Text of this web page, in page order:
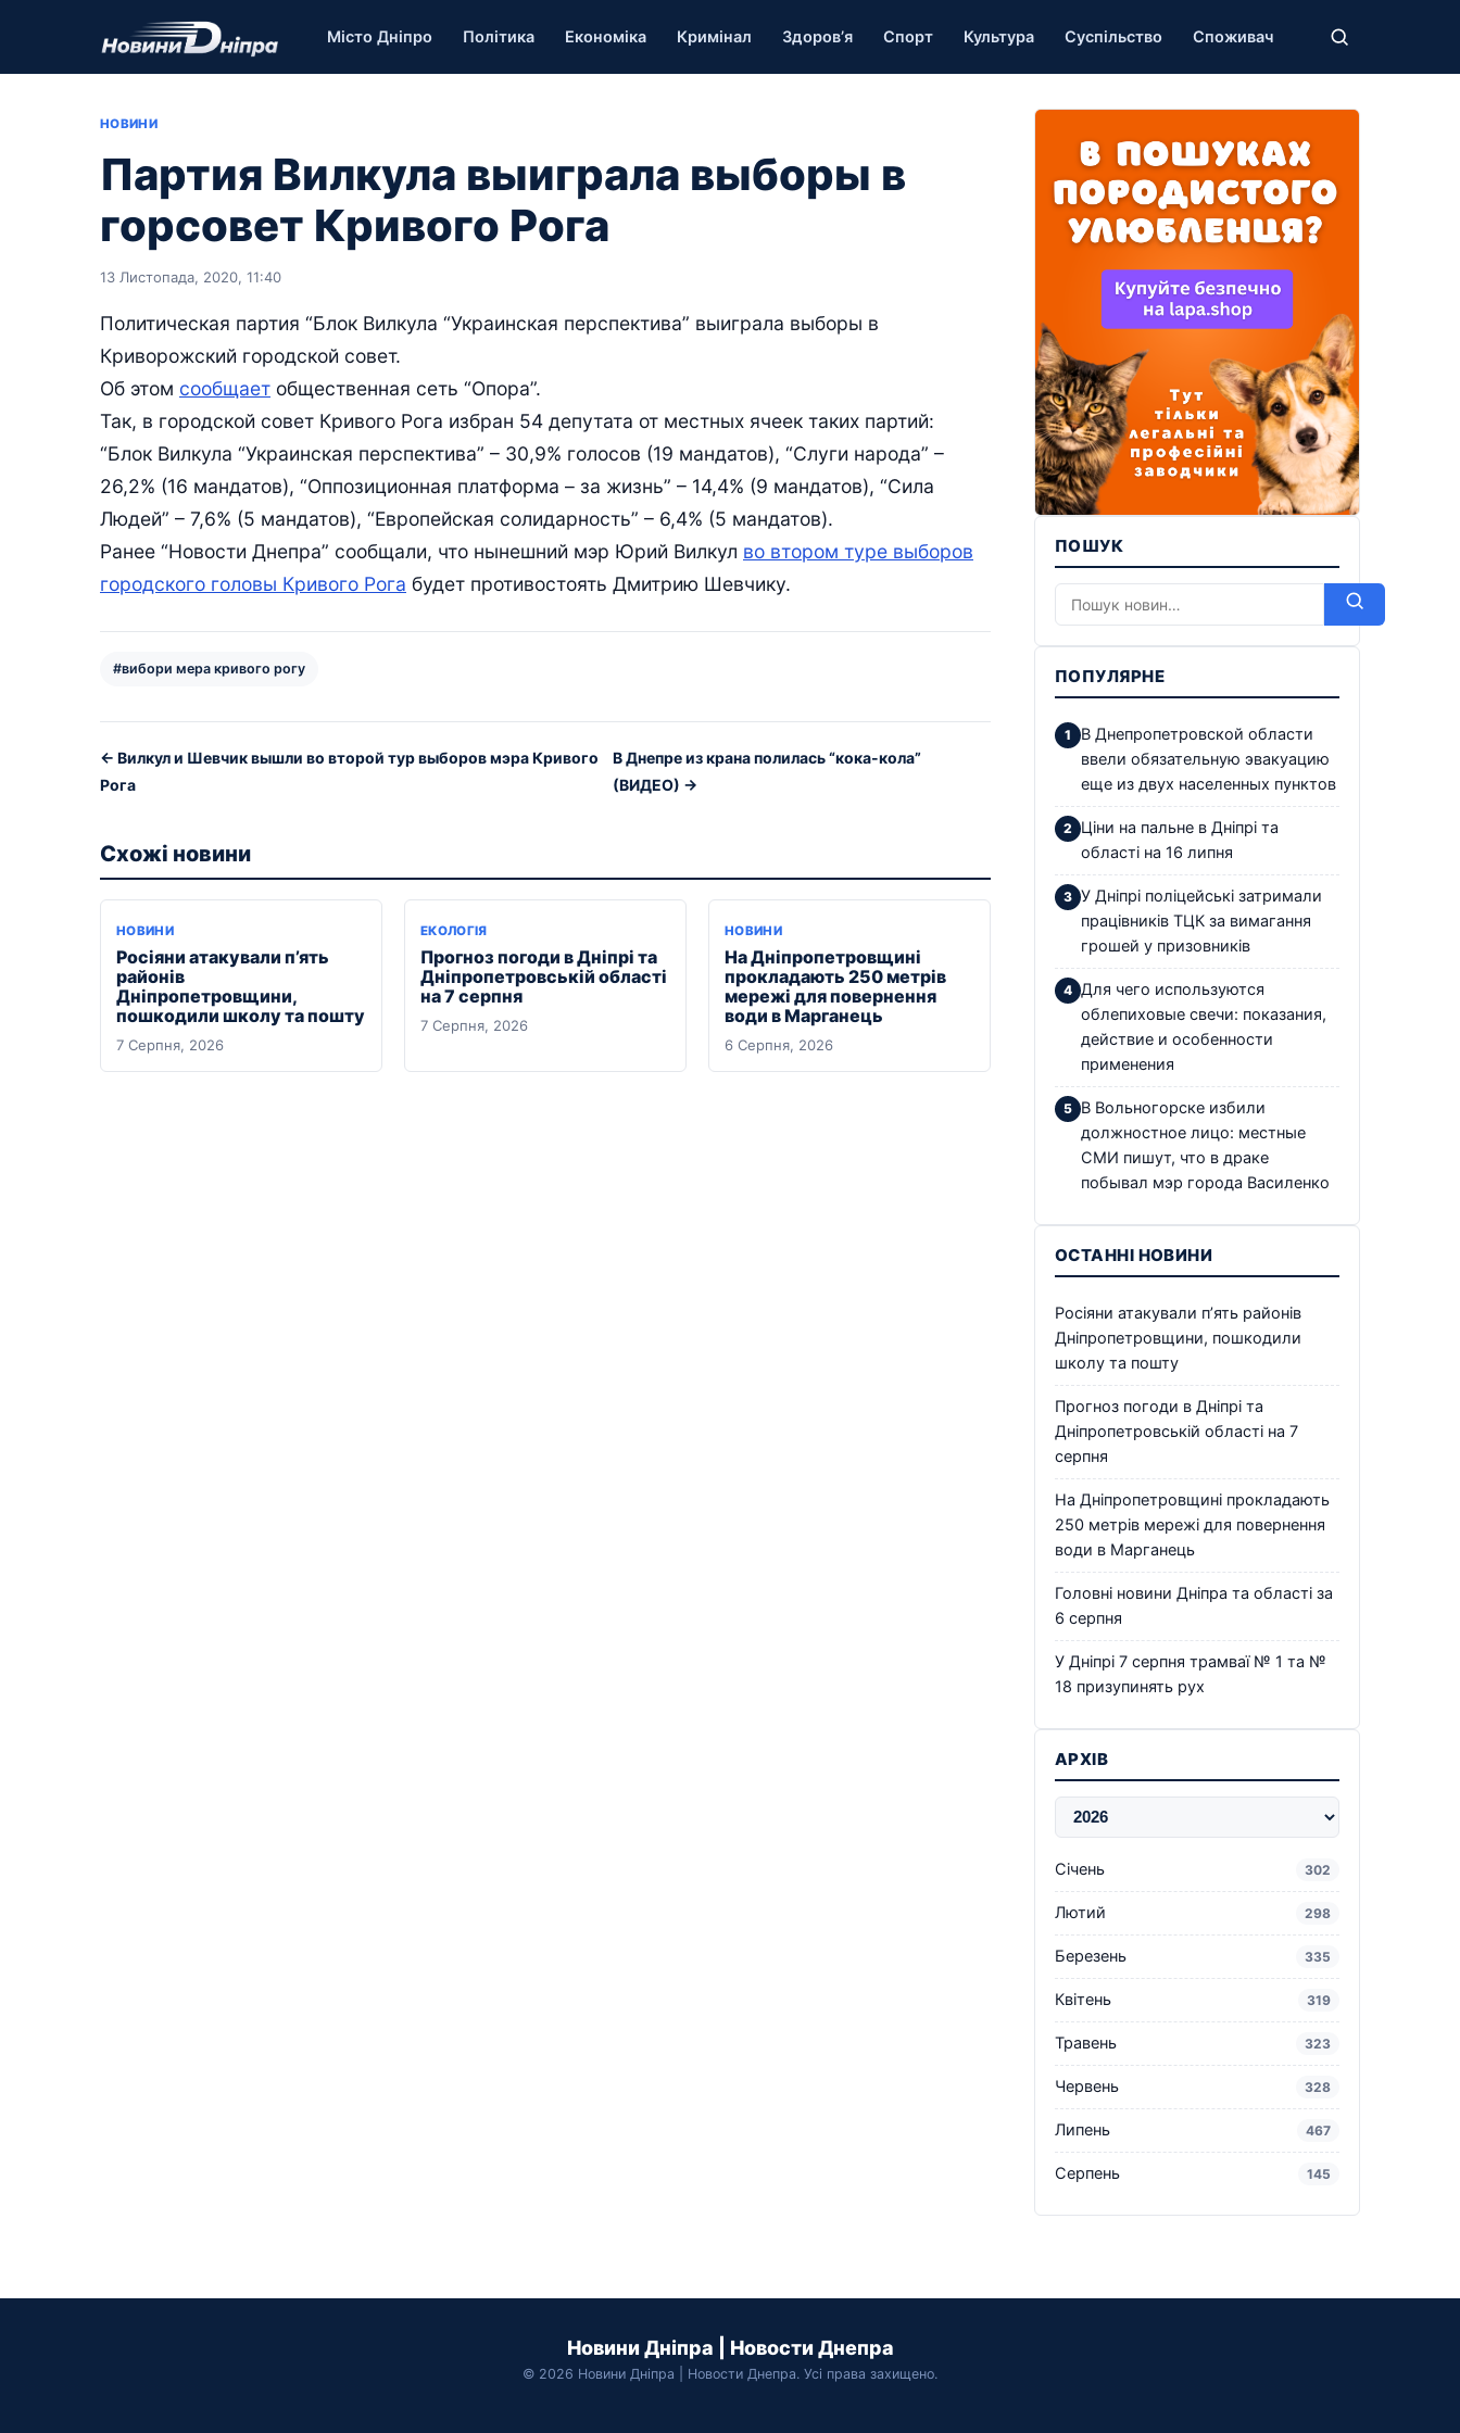
Місто Дніпро Політика Економіка Кримінал Здоров’я Спорт Культура Суспільство Споживач
НОВИНИ
Партия Вилкула выиграла выборы в
горсовет Кривого Рога
13 Листопада, 2020, 11:40
Политическая партия “Блок Вилкула “Украинская перспектива” выиграла выборы в
Криворожский городской совет.
Об этом сообщает общественная сеть “Опора”.
Так, в городской совет Кривого Рога избран 54 депутата от местных ячеек таких партий:
“Блок Вилкула “Украинская перспектива” – 30,9% голосов (19 мандатов), “Слуги народа” –
26,2% (16 мандатов), “Оппозиционная платформа – за жизнь” – 14,4% (9 мандатов), “Сила
Людей” – 7,6% (5 мандатов), “Европейская солидарность” – 6,4% (5 мандатов).
Ранее “Новости Днепра” сообщали, что нынешний мэр Юрий Вилкул во втором туре выборов
городского головы Кривого Рога будет противостоять Дмитрию Шевчику.
#вибори мера кривого рогу
← Вилкул и Шевчик вышли во второй тур выборов мэра Кривого
Рога
В Днепре из крана полилась “кока-кола”
(ВИДЕО) →
Схожі новини
НОВИНИ
Росіяни атакували п’ять
районів
Дніпропетровщини,
пошкодили школу та пошту
7 Серпня, 2026
ЕКОЛОГІЯ
Прогноз погоди в Дніпрі та
Дніпропетровській області
на 7 серпня
7 Серпня, 2026
НОВИНИ
На Дніпропетровщині
прокладають 250 метрів
мережі для повернення
води в Марганець
6 Серпня, 2026
ПОШУК
ПОПУЛЯРНЕ
В Днепропетровской области
ввели обязательную эвакуацию
еще из двух населенных пунктов
Ціни на пальне в Дніпрі та
області на 16 липня
У Дніпрі поліцейські затримали
працівників ТЦК за вимагання
грошей у призовників
Для чего используются
облепиховые свечи: показания,
действие и особенности
применения
В Вольногорске избили
должностное лицо: местные
СМИ пишут, что в драке
побывал мэр города Василенко
ОСТАННІ НОВИНИ
Росіяни атакували п’ять районів
Дніпропетровщини, пошкодили
школу та пошту
Прогноз погоди в Дніпрі та
Дніпропетровській області на 7
серпня
На Дніпропетровщині прокладають
250 метрів мережі для повернення
води в Марганець
Головні новини Дніпра та області за
6 серпня
У Дніпрі 7 серпня трамваї № 1 та №
18 призупинять рух
АРХІВ
Січень 302
Лютий 298
Березень 335
Квітень 319
Травень 323
Червень 328
Липень 467
Серпень 145
Новини Дніпра | Новости Днепра
© 2026 Новини Дніпра | Новости Днепра. Усі права захищено.